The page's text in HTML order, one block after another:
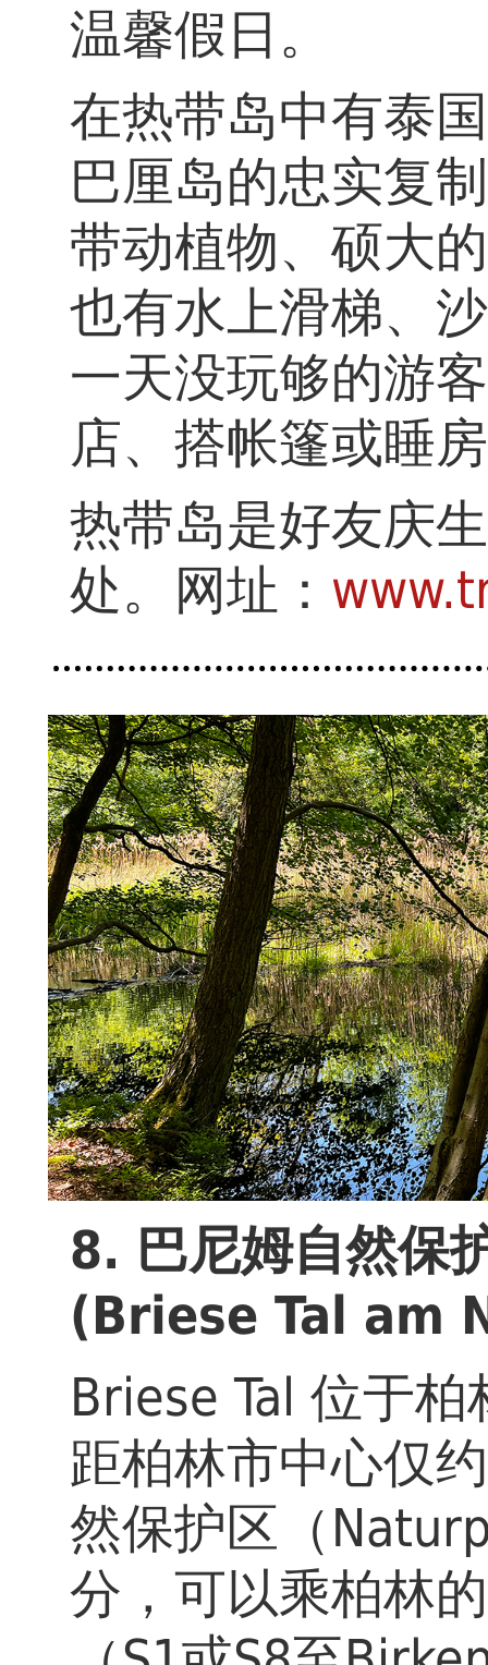
温馨假日。
在热带岛中有泰
巴厘岛的忠实复
带动植物、硕大
也有水上滑梯、
一天没玩够的游
店、搭帐篷或睡
热带岛是好友庆
处。网址：
8. 巴尼姆自然保
(Briese Tal am
Briese Tal 位于
距柏林市中心仅
然保护区（
分，可以乘柏林